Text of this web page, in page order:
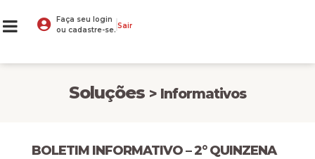
Faça seu login
ou cadastre-se. Sair
Soluções > Informativos
BOLETIM INFORMATIVO – 2° QUINZENA